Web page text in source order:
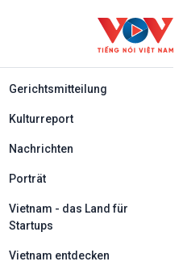
Đức
Gerichtsmitteilung
Kulturreport
Nachrichten
Porträt
Vietnam - das Land für
Startups
Vietnam entdecken